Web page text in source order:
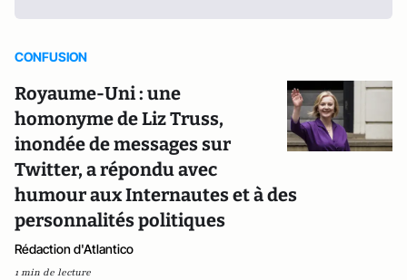
CONFUSION
Royaume-Uni : une
homonyme de Liz Truss,
inondée de messages sur
Twitter, a répondu avec
humour aux Internautes et à des
personnalités politiques
Rédaction d'Atlantico
1 min de lecture